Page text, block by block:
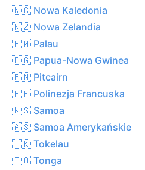
🇳🇨 Nowa Kaledonia
🇳🇿 Nowa Zelandia
🇵🇼 Palau
🇵🇬 Papua-Nowa Gwinea
🇵🇳 Pitcairn
🇵🇫 Polinezja Francuska
🇼🇸 Samoa
🇦🇸 Samoa Amerykańskie
🇹🇰 Tokelau
🇹🇴 Tonga